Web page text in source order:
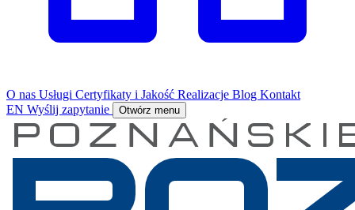
O nas Usługi Certyfikaty i Jakość Realizacje Blog Kontakt
EN Wyślij zapytanie Otwórz menu